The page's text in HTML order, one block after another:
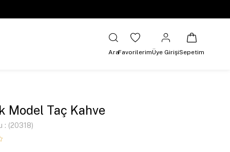
AraFavorilerimÜye GirişiSepetim
Model Taç Kahve
(20318)